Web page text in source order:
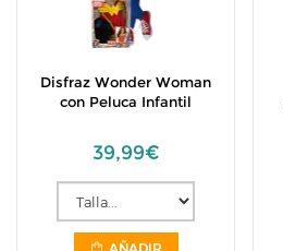
Disfraz Wonder Woman
con Peluca Infantil
39,99€